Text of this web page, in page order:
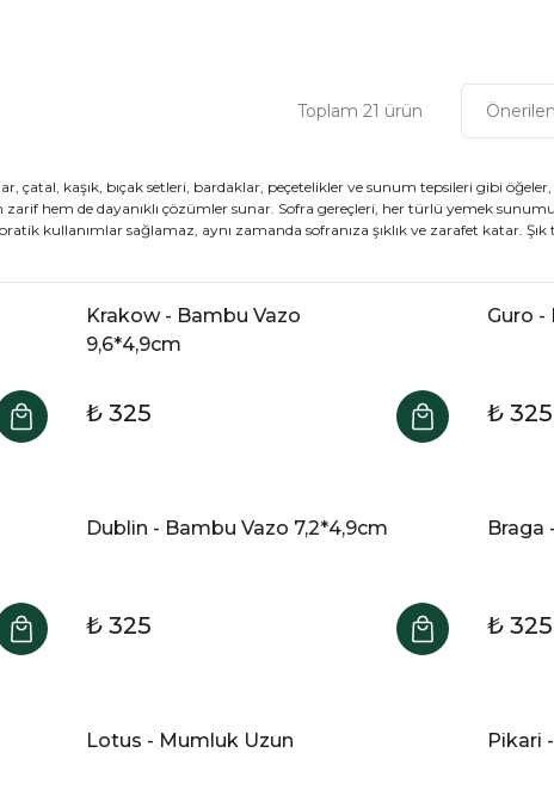
Toplam 21 ürün
çatal, kaşık, bıçak setleri, bardaklar, peçetelikler ve sunum tepsileri gibi
hem de dayanıklı çözümler sunar. Sofra gereçleri, her türlü yemek
kullanımlar sağlamaz, aynı zamanda sofranıza şıklık ve zarafet katar. Şık
Krakow - Bambu Vazo
9,6*4,9cm
₺ 325
Guro -
₺ 325
Dublin - Bambu Vazo 7,2*4,9cm
₺ 325
Braga
₺ 325
Lotus - Mumluk Uzun Pikari